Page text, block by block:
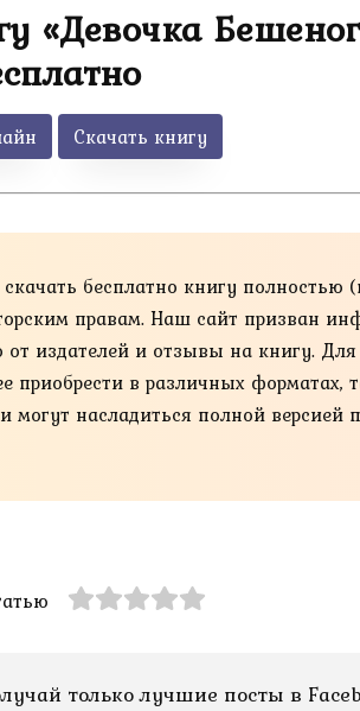
«Девочка
Скачать книгу
бесплатно книгу полностью
правам. Наш сайт призван
издателей и отзывы на книгу.
приобрести в различных форматах,
насладиться полной версией
только лучшие посты в